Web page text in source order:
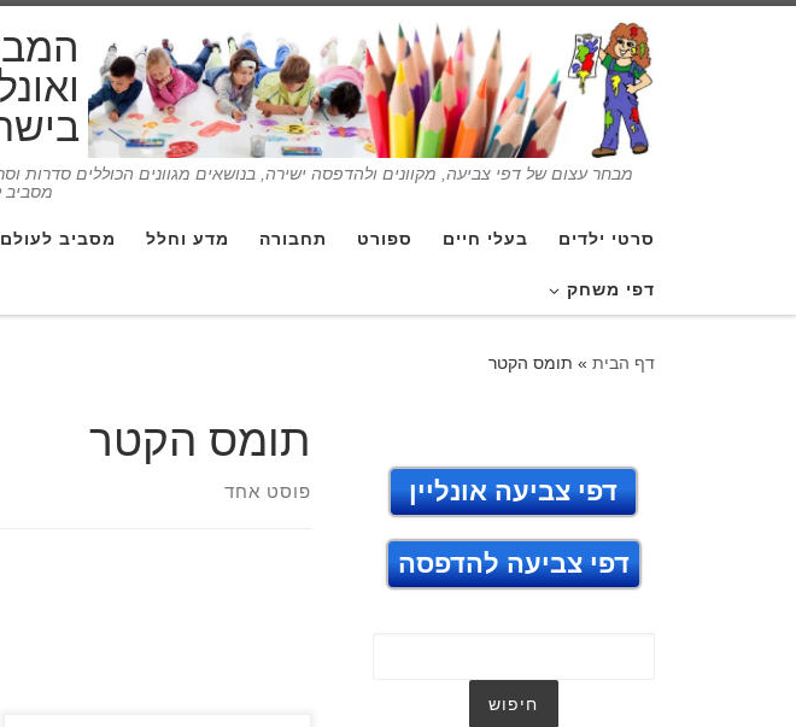
מבחר עצום של דפי צביעה, מקוונים ולהדפסה ישירה, בנושאים מגוונים הכוללים סדרות
מסביב
סרטי ילדים בעלי חיים ספורט תחבורה מדע וחלל מסביב לעולם
דפי משחק
דף הבית » תומס הקטר
תומס הקטר
פוסט אחד דפי צביעה אונליין
דפי צביעה להדפסה